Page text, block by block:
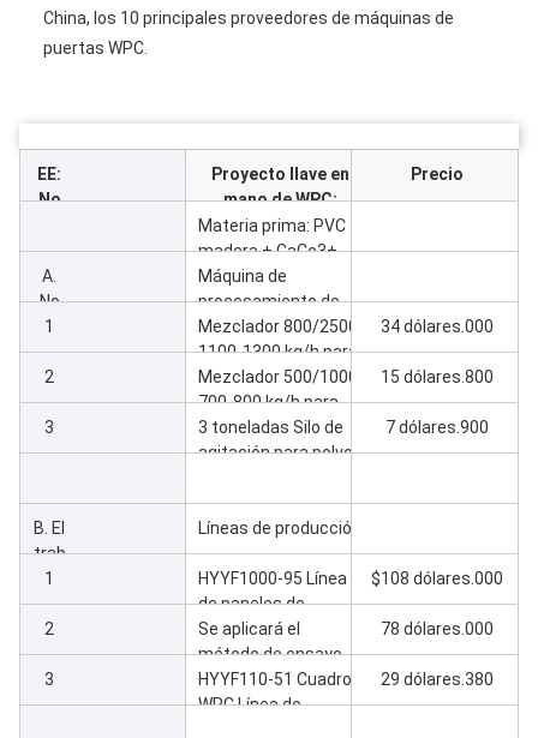
China, los 10 principales proveedores de máquinas de
puertas WPC.
EE:
No
Proyecto llave en
mano de WPC:
Producción 300
puertas/día
Precio
Materia prima: PVC +
madera + CaCo3+
Mezcla de productos
químicos
A.
No
Máquina de
procesamiento de
materias primas
1
Mezclador 800/2500
1100-1300 kg/h para
mezclar materias
primas de puertas
34 dólares.000
2
Mezclador 500/1000
700-800 kg/h para
mezclar materias
primas de marco y
15 dólares.800
3
3 toneladas Silo de
agitación para polvo
(uno para puerta, el
otro para marco /
cubierta)
7 dólares.900
B. El
trab
ajo
Líneas de producción
1
HYYF1000-95 Línea
de paneles de
puertas WPC
$108 dólares.000
2
Se aplicará el
método de ensayo
de la línea de marco
de la puerta
78 dólares.000
3
HYYF110-51 Cuadro
WPC Línea de
29 dólares.380